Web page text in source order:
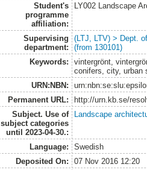
Student's
programme
affiliation:
LY002 Landscape
Supervising
department:
(LTJ, LTV) > Dept.
(from 130101)
Keywords:
vintergrönt,
conifers, city, urban
URN:NBN:
Permanent URL:
http://urn.kb.se/
Subject. Use of
subject categories
until 2023-04-30.:
Landscape
Language:
Swedish
Deposited On:
07 Nov 2016 12:20